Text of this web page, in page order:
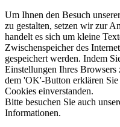
Um Ihnen den Besuch
zu gestalten, setzen wir zur
handelt es sich um kleine
Zwischenspeicher des
gespeichert werden. Indem
Einstellungen Ihres
dem 'OK'-Button erklären
Cookies einverstanden.
Bitte besuchen Sie auch
Informationen.